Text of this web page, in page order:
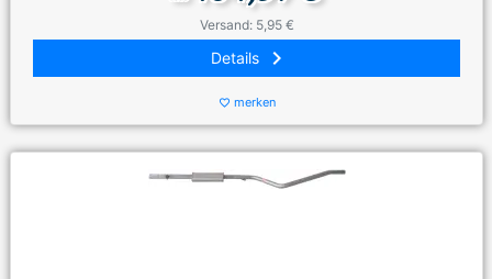
Versand: 5,95 €
Details keyboard_arrow_right
favorite_border merken